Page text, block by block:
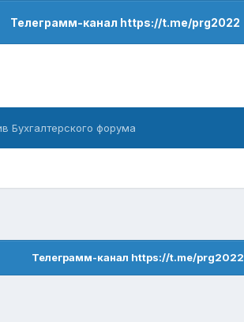
Телеграмм-канал https://t.me/prg2022
Бухгалтерского форума
Телеграмм-канал https://t.me/prg2022